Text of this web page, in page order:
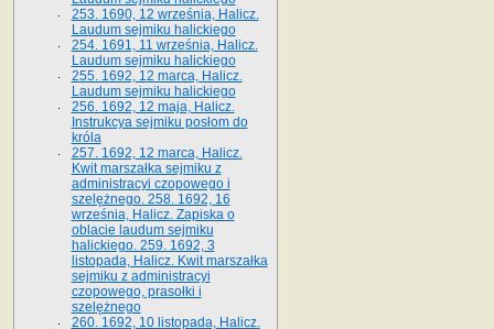
253. 1690, 12 września, Halicz.
Laudum sejmiku halickiego
254. 1691, 11 września, Halicz.
Laudum sejmiku halickiego
255. 1692, 12 marca, Halicz.
Laudum sejmiku halickiego
256. 1692, 12 maja, Halicz.
Instrukcya sejmiku posłom do
króla
257. 1692, 12 marca, Halicz.
Kwit marszałka sejmiku z
administracyi czopowego i
szelężnego. 258. 1692, 16
września, Halicz. Zapiska o
oblacie laudum sejmiku
halickiego. 259. 1692, 3
listopada, Halicz. Kwit marszałka
sejmiku z administracyi
czopowego, prasołki i
szelężnego
260. 1692, 10 listopada, Halicz.